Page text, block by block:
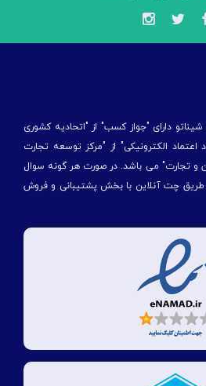
دارای "جواز کسب" از "اتحادیه کشوری
الکترونیکی" از "مركز توسعه تجارت
و تجارت" می باشد. در صورت هر گونه سوال
طریق چت آنلاین با بخش پشتیبانی و فروش